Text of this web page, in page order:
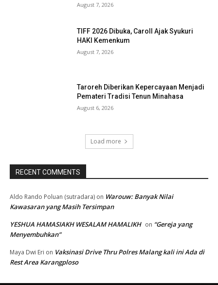
August 7, 2026
TIFF 2026 Dibuka, Caroll Ajak Syukuri
HAKI Kemenkum
August 7, 2026
Taroreh Diberikan Kepercayaan Menjadi
Pemateri Tradisi Tenun Minahasa
August 6, 2026
Load more
RECENT COMMENTS
Aldo Rando Poluan (sutradara) on Warouw: Banyak Nilai
Kawasaran yang Masih Tersimpan
YESHUA HAMASIAKH WESALAM HAMALIKH on “Gereja yang
Menyembuhkan”
Maya Dwi Eri on Vaksinasi Drive Thru Polres Malang kali ini Ada di
Rest Area Karangploso